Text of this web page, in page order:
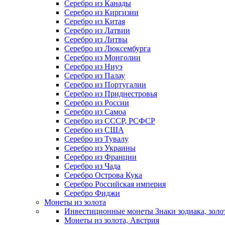
Серебро из Канады
Серебро из Киргизии
Серебро из Китая
Серебро из Латвии
Серебро из Литвы
Серебро из Люксембурга
Серебро из Монголии
Серебро из Ниуэ
Серебро из Палау
Серебро из Португалии
Серебро из Приднестровья
Серебро из России
Серебро из Самоа
Серебро из СССР, РСФСР
Серебро из США
Серебро из Тувалу
Серебро из Украины
Серебро из Франции
Серебро из Чада
Серебро Острова Кука
Серебро Российская империя
Серебро Фиджи
Монеты из золота
Инвестиционные монеты Знаки зодиака,
Монеты из золота, Австрия